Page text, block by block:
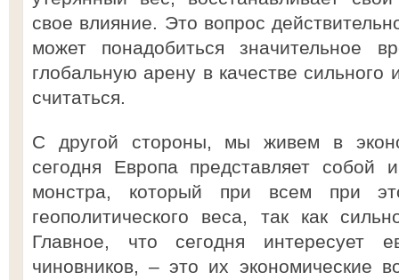
свое влияние. Это вопрос
может понадобиться значительное
глобальную арену в качестве сильного
считаться.
С другой стороны, мы живем в
сегодня Европа представляет собой
монстра, который при всем при
геополитического веса, так как
Главное, что сегодня интересует
чиновников, – это их экономические